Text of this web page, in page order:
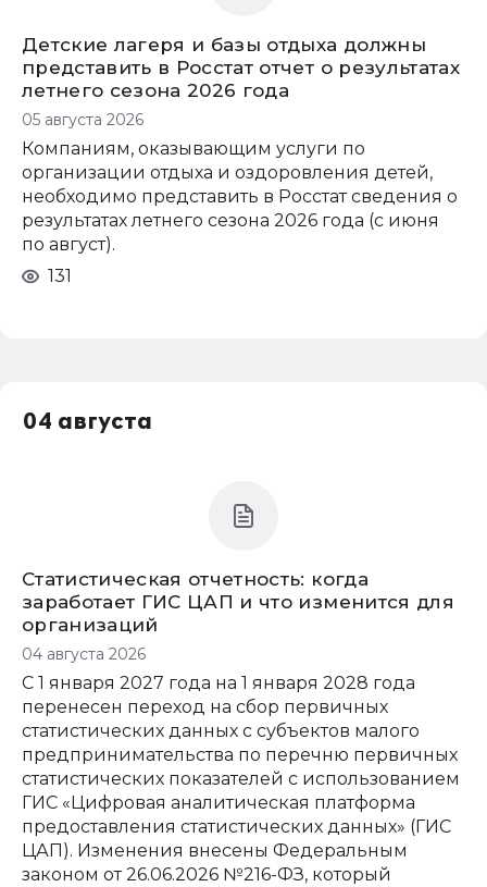
Детские лагеря и базы отдыха должны
представить в Росстат отчет о результатах
летнего сезона 2026 года
05 августа 2026
Компаниям, оказывающим услуги по
организации отдыха и оздоровления детей,
необходимо представить в Росстат сведения о
результатах летнего сезона 2026 года (с июня
по август).
131
04 августа
Статистическая отчетность: когда
заработает ГИС ЦАП и что изменится для
организаций
04 августа 2026
С 1 января 2027 года на 1 января 2028 года
перенесен переход на сбор первичных
статистических данных с субъектов малого
предпринимательства по перечню первичных
статистических показателей с использованием
ГИС «Цифровая аналитическая платформа
предоставления статистических данных» (ГИС
ЦАП). Изменения внесены Федеральным
законом от 26.06.2026 №216-ФЗ, который